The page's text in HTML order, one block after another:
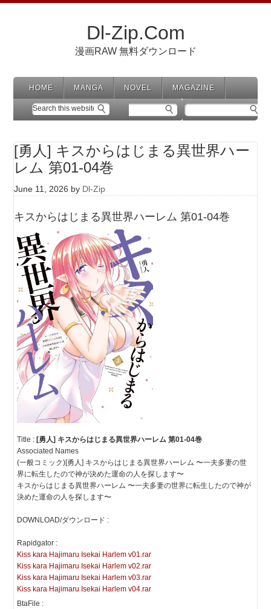
Dl-Zip.Com
漫画RAW 無料ダウンロード
HOME MANGA NOVEL MAGAZINE
[勇人] キスからはじまる異世界ハー
レム 第01-04巻
June 11, 2026 by Dl-Zip
キスからはじまる異世界ハーレム 第01-04巻
Title : [勇人] キスからはじまる異世界ハーレム 第01-04巻
Associated Names
(一般コミック)[勇人] キスからはじまる異世界ハーレム 〜一夫多妻の世
界に転生したので神が決めた運命の人を探します〜
キスからはじまる異世界ハーレム 〜一夫多妻の世界に転生したので神が
決めた運命の人を探します〜
DOWNLOAD/ダウンロード :
Rapidgator :
Kiss kara Hajimaru Isekai Harlem v01.rar
Kiss kara Hajimaru Isekai Harlem v02.rar
Kiss kara Hajimaru Isekai Harlem v03.rar
Kiss kara Hajimaru Isekai Harlem v04.rar
BtaFile :